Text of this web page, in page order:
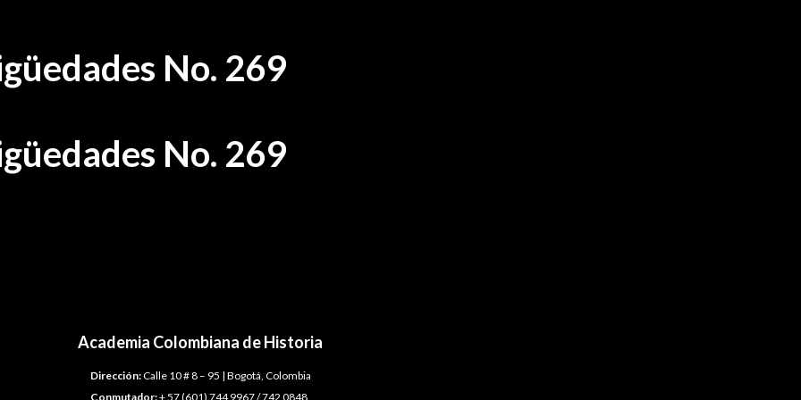
No. 269
No. 269
Academia Colombiana de Historia
Dirección:Calle 10 # 8 – 95 | Bogotá, Colombia
Conmutador:+ 57 (601) 744 9967 / 742 0848.